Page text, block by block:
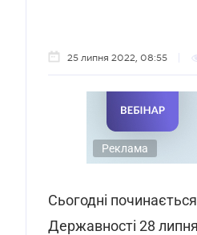
25 липня 2022, 08:55
Реклама
Сьогодні
Державності 28